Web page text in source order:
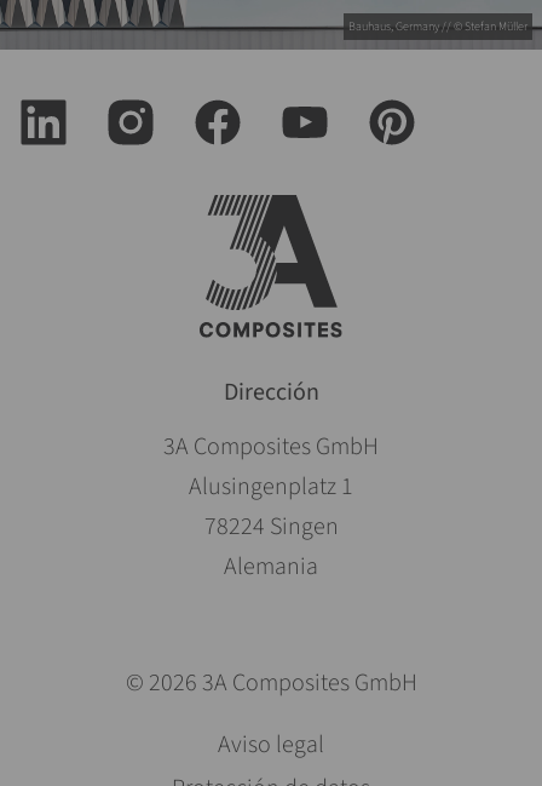
Bauhaus, Germany // © Stefan Müller
Dirección
3A Composites GmbH
Alusingenplatz 1
78224 Singen
Alemania
© 2026 3A Composites GmbH
Aviso legal